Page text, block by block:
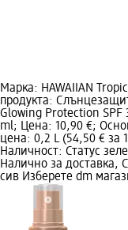
Марка: HAWAIIAN
продукта:
Glowing Protection SPF
ml; Цена: 10,90 €;
цена: 0,2 L (54,50 € за
Наличност: Статус
Налично за доставка,
сив Изберете dm